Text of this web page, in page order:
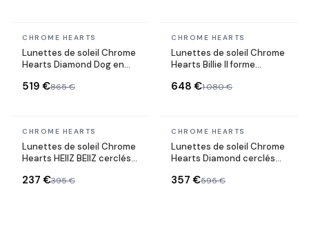
En stock
CHROME HEARTS
Lunettes de soleil Chrome
Hearts Diamond Dog en
519 €865 €
En stock
CHROME HEARTS
Lunettes de soleil Chrome
Hearts Billie II forme
648 €1 080 €
En stock
CHROME HEARTS
Lunettes de soleil Chrome
Hearts HEIIZ BEIIZ cerclés
237 €395 €
En stock
CHROME HEARTS
Lunettes de soleil Chrome
Hearts Diamond cerclés
357 €595 €